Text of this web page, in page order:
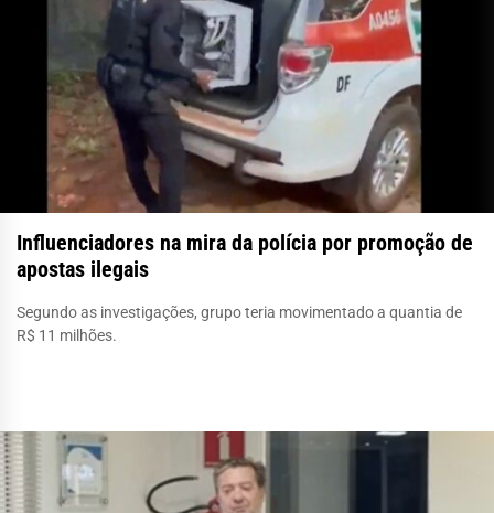
Influenciadores na mira da polícia por promoção de
apostas ilegais
Segundo as investigações, grupo teria movimentado a quantia de
R$ 11 milhões.